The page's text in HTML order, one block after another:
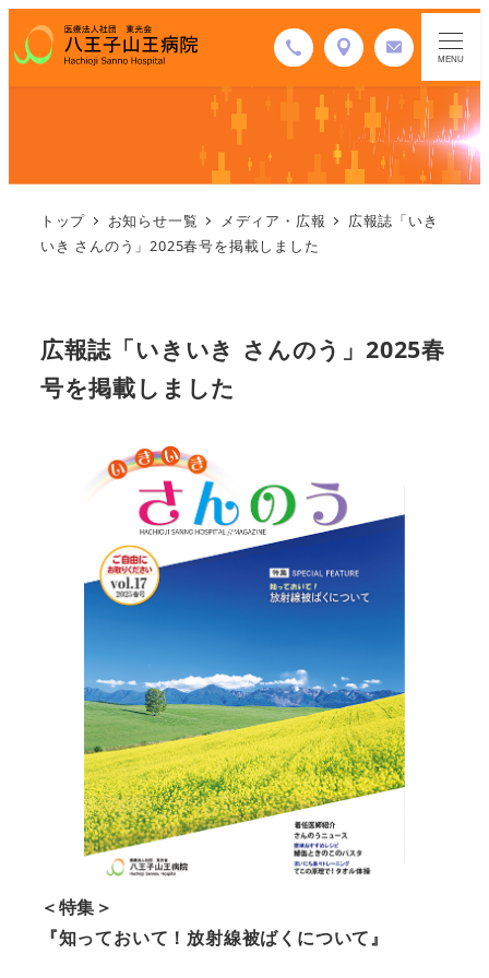
MENU
トップ お知らせ一覧 メディア・広報
広報誌「いき
いき さんのう」2025春号を掲載しました
広報誌「いきいき さんのう」2025春
号を掲載しました
＜特集＞
『知っておいて！放射線被ばくについて』